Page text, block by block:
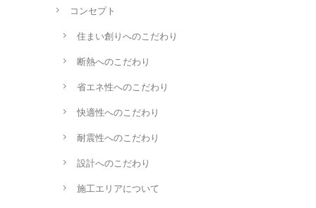
コンセプト
住まい創りへのこだわり
断熱へのこだわり
省エネ性へのこだわり
快適性へのこだわり
耐震性へのこだわり
設計へのこだわり
施工エリアについて